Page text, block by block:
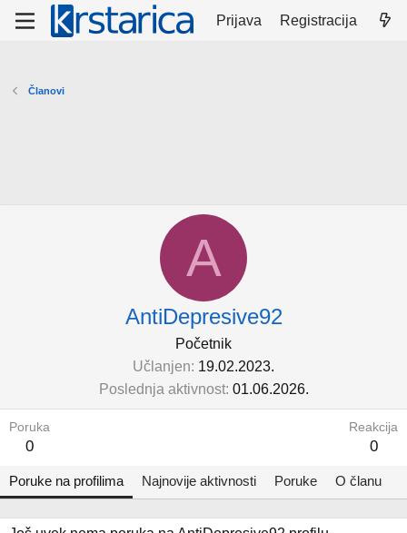
Prijava Registracija
Članovi
A
AntiDepresive92
Početnik
Učlanjen 19.02.2023.
Poslednja aktivnost 01.06.2026.
Poruka
0
Reakcija
0
Poruke na profilima Najnovije aktivnosti Poruke O članu